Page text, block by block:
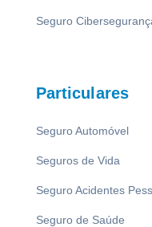
Seguro
Particulares
Seguro Automóvel
Seguros de Vida
Seguro Acidentes
Seguro de Saúde